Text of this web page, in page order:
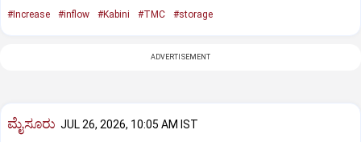
#Increase #inflow #Kabini #TMC #storage
ADVERTISEMENT
ಮೈಸೂರು JUL 26, 2026, 10:05 AM IST